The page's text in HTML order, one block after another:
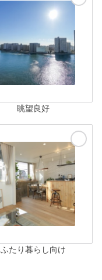
眺望良好
ふたり暮らし向け